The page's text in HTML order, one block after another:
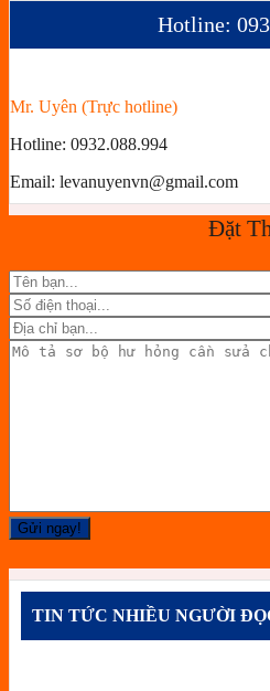
Hotline:
Mr. Uyên (Trực hotline)
Hotline: 0932.088.994
Email: levanuyenvn@gmail.com
Đặt
TIN TỨC NHIỀU NGƯỜI